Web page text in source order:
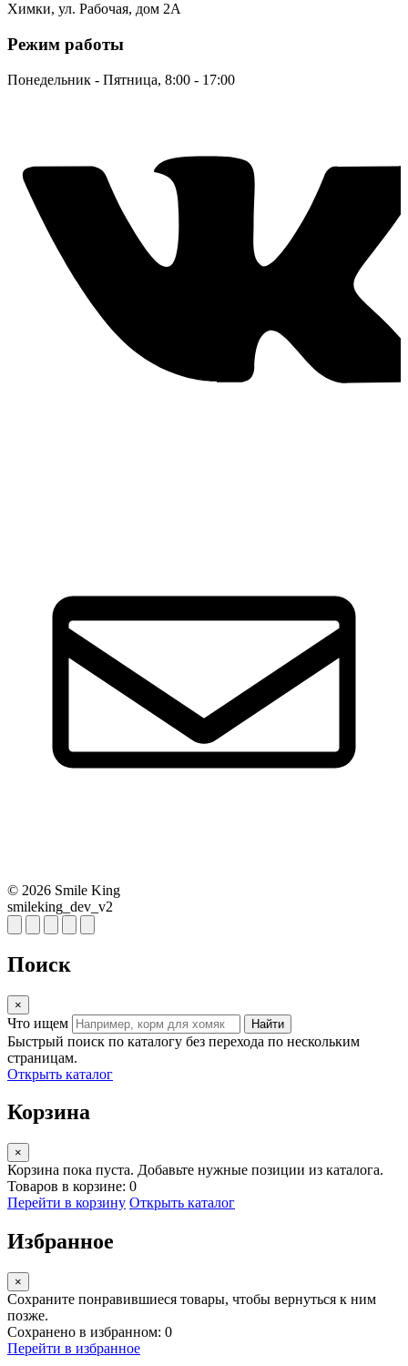
Химки, ул. Рабочая, дом 2А
Режим работы
Понедельник - Пятница, 8:00 - 17:00
© 2026 Smile King
smileking_dev_v2
Поиск
×
Что ищем Найти
Быстрый поиск по каталогу без перехода по нескольким
страницам.
Открыть каталог
Корзина
×
Корзина пока пуста. Добавьте нужные позиции из каталога.
Товаров в корзине: 0
Перейти в корзину Открыть каталог
Избранное
×
Сохраните понравившиеся товары, чтобы вернуться к ним
позже.
Сохранено в избранном: 0
Перейти в избранное